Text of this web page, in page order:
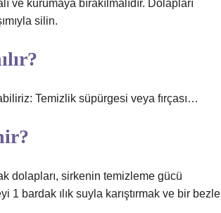
kurumaya bırakılmalıdır. Dolapları
silin.
Temizlik süpürgesi veya fırçası…
dolapları, sirkenin temizleme gücü
bardak ılık suyla karıştırmak ve bir bezle